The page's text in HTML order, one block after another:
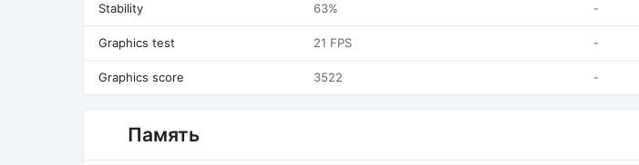
Stability 63% -
Graphics test 21 FPS -
Graphics score 3522 -
Память